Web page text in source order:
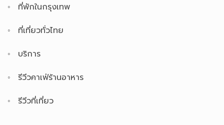
ที่พักในกรุงเทพ
ที่เที่ยวทั่วไทย
บริการ
รีวีวคาเฟ่ร้านอาหาร
รีวีวที่เที่ยว